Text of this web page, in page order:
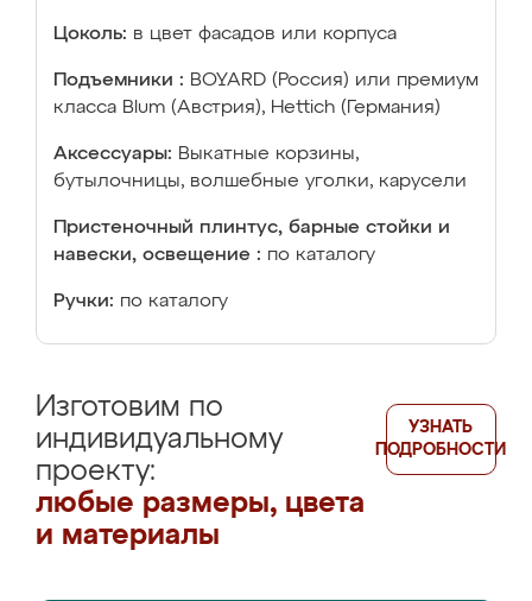
Цоколь: в цвет фасадов или корпуса
Подъемники : BOYARD (Россия) или премиум
класса Blum (Австрия), Hettich (Германия)
Аксессуары: Выкатные корзины,
бутылочницы, волшебные уголки, карусели
Пристеночный плинтус, барные стойки и
навески, освещение : по каталогу
Ручки: по каталогу
Изготовим по
индивидуальному
проекту:
любые размеры, цвета
и материалы
УЗНАТЬ
ПОДРОБНОСТИ